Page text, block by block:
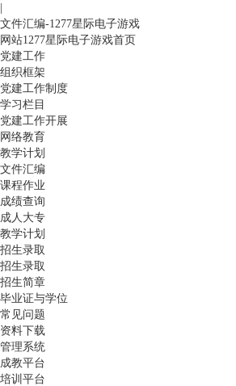
文件汇编-1277星际电子游戏
网站1277星际电子游戏首页
党建工作
组织框架
党建工作制度
学习栏目
党建工作开展
网络教育
教学计划
文件汇编
课程作业
成绩查询
成人大专
教学计划
招生录取
招生录取
招生简章
毕业证与学位
常见问题
资料下载
管理系统
成教平台
培训平台